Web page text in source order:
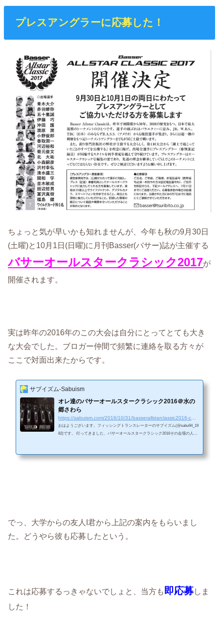
プレスアングラーに応募した！
ちょっと気が早いかも知れませんが、今年も秋の9月30日
(土曜)と10月1日(日曜)に月刊Basser(バサー)誌が主催する
バサーオールスタークラシック2017が
開催されます。
実は昨年の2016年のこの大会は自分にとってとても大き
な大会でした。ブロガー仲間で頻繁に連絡を取る方々が
ここで対面出来たからです。
サブイズム-Sabuism
オレ達のバサーオールスタークラシック2016＠水の
郷さわら
おはようございます。フィッシングトランスレーターのサブイズム(@sabu94_19
82)です。 行ってきました、バサーオールスタークラシック2016その会場の人の
でっ、大学からの友人I君から上記の案内をもらいまし
た。どうやら彼も応募したという。
これは応募するっきゃないでしょと、当方も即応募しま
した！